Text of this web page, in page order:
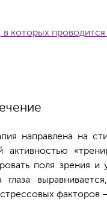
которых
направлена на
активностью
поля зрения
глаза
факторов